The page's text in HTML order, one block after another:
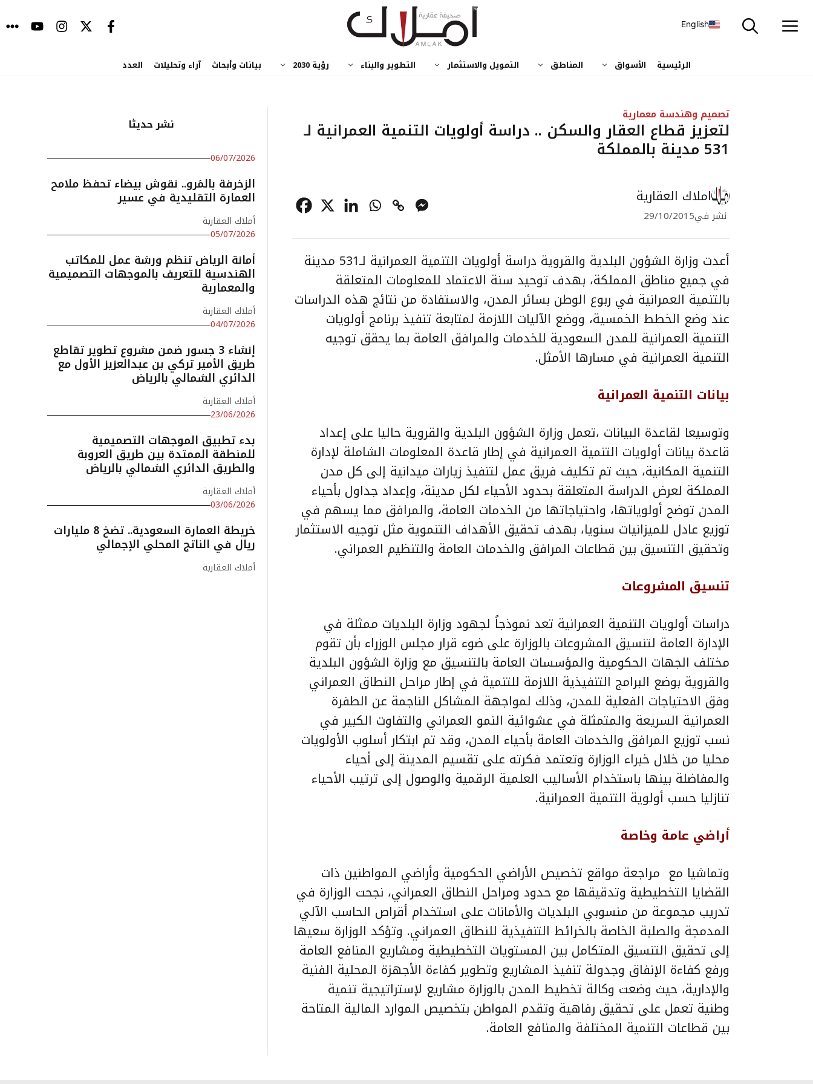
إلى
English
الرئيسية الأسواق المناطق التمويل والاستثمار التطوير والبناء رؤية 2030 بيانات وأبحاث آراء وتحليلات العدد
تصميم وهندسة معمارية
لتعزيز قطاع العقار والسكن .. دراسة أولويات التنمية العمرانية لـ
531 مدينة بالمملكة
املاك العقارية
نشر في29/10/2015
أعدت وزارة الشؤون البلدية والقروية دراسة أولويات التنمية العمرانية لـ531 مدينة
في جميع مناطق المملكة، بهدف توحيد سنة الاعتماد للمعلومات المتعلقة
بالتنمية العمرانية في ربوع الوطن بسائر المدن، والاستفادة من نتائج هذه الدراسات
عند وضع الخطط الخمسية، ووضع الآليات اللازمة لمتابعة تنفيذ برنامج أولويات
التنمية العمرانية للمدن السعودية للخدمات والمرافق العامة بما يحقق توجيه
التنمية العمرانية في مسارها الأمثل.
بيانات التنمية العمرانية
وتوسيعا لقاعدة البيانات ،تعمل وزارة الشؤون البلدية والقروية حاليا على إعداد
قاعدة بيانات أولويات التنمية العمرانية في إطار قاعدة المعلومات الشاملة لإدارة
التنمية المكانية، حيث تم تكليف فريق عمل لتنفيذ زيارات ميدانية إلى كل مدن
المملكة لعرض الدراسة المتعلقة بحدود الأحياء لكل مدينة، وإعداد جداول بأحياء
المدن توضح أولوياتها، واحتياجاتها من الخدمات العامة، والمرافق مما يسهم في
توزيع عادل للميزانيات سنويا، بهدف تحقيق الأهداف التنموية مثل توجيه الاستثمار
وتحقيق التنسيق بين قطاعات المرافق والخدمات العامة والتنظيم العمراني.
تنسيق المشروعات
دراسات أولويات التنمية العمرانية تعد نموذجاً لجهود وزارة البلديات ممثلة في
الإدارة العامة لتنسيق المشروعات بالوزارة على ضوء قرار مجلس الوزراء بأن تقوم
مختلف الجهات الحكومية والمؤسسات العامة بالتنسيق مع وزارة الشؤون البلدية
والقروية بوضع البرامج التنفيذية اللازمة للتنمية في إطار مراحل النطاق العمراني
وفق الاحتياجات الفعلية للمدن، وذلك لمواجهة المشاكل الناجمة عن الطفرة
العمرانية السريعة والمتمثلة في عشوائية النمو العمراني والتفاوت الكبير في
نسب توزيع المرافق والخدمات العامة بأحياء المدن، وقد تم ابتكار أسلوب الأولويات
محليا من خلال خبراء الوزارة وتعتمد فكرته على تقسيم المدينة إلى أحياء
والمفاضلة بينها باستخدام الأساليب العلمية الرقمية والوصول إلى ترتيب الأحياء
تنازليا حسب أولوية التنمية العمرانية.
أراضي عامة وخاصة
وتماشيا مع مراجعة مواقع تخصيص الأراضي الحكومية وأراضي المواطنين ذات
القضايا التخطيطية وتدقيقها مع حدود ومراحل النطاق العمراني، نجحت الوزارة في
تدريب مجموعة من منسوبي البلديات والأمانات على استخدام أقراص الحاسب الآلي
المدمجة والصلبة الخاصة بالخرائط التنفيذية للنطاق العمراني. وتؤكد الوزارة سعيها
إلى تحقيق التنسيق المتكامل بين المستويات التخطيطية ومشاريع المنافع العامة
ورفع كفاءة الإنفاق وجدولة تنفيذ المشاريع وتطوير كفاءة الأجهزة المحلية الفنية
والإدارية، حيث وضعت وكالة تخطيط المدن بالوزارة مشاريع لإستراتيجية تنمية
وطنية تعمل على تحقيق رفاهية وتقدم المواطن بتخصيص الموارد المالية المتاحة
بين قطاعات التنمية المختلفة والمنافع العامة.
نشر حديثا
06/07/2026
الزخرفة بالمَرو.. نقوش بيضاء تحفظ ملامح
العمارة التقليدية في عسير
أملاك العقارية
05/07/2026
أمانة الرياض تنظم ورشة عمل للمكاتب
الهندسية للتعريف بالموجهات التصميمية
والمعمارية
أملاك العقارية
04/07/2026
إنشاء 3 جسور ضمن مشروع تطوير تقاطع
طريق الأمير تركي بن عبدالعزيز الأول مع
الدائري الشمالي بالرياض
أملاك العقارية
23/06/2026
بدء تطبيق الموجهات التصميمية
للمنطقة الممتدة بين طريق العروبة
والطريق الدائري الشمالي بالرياض
أملاك العقارية
03/06/2026
خريطة العمارة السعودية.. تضخ 8 مليارات
ريال في الناتج المحلي الإجمالي
أملاك العقارية